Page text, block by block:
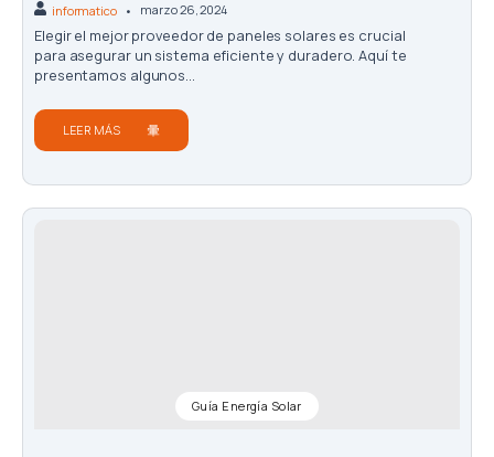
informatico marzo 26, 2024
Elegir el mejor proveedor de paneles solares es crucial
para asegurar un sistema eficiente y duradero. Aquí te
presentamos algunos...
LEER MÁS
Guía Energía Solar